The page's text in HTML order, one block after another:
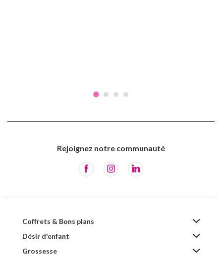
Rejoignez notre communauté
Coffrets & Bons plans
Désir d'enfant
Grossesse